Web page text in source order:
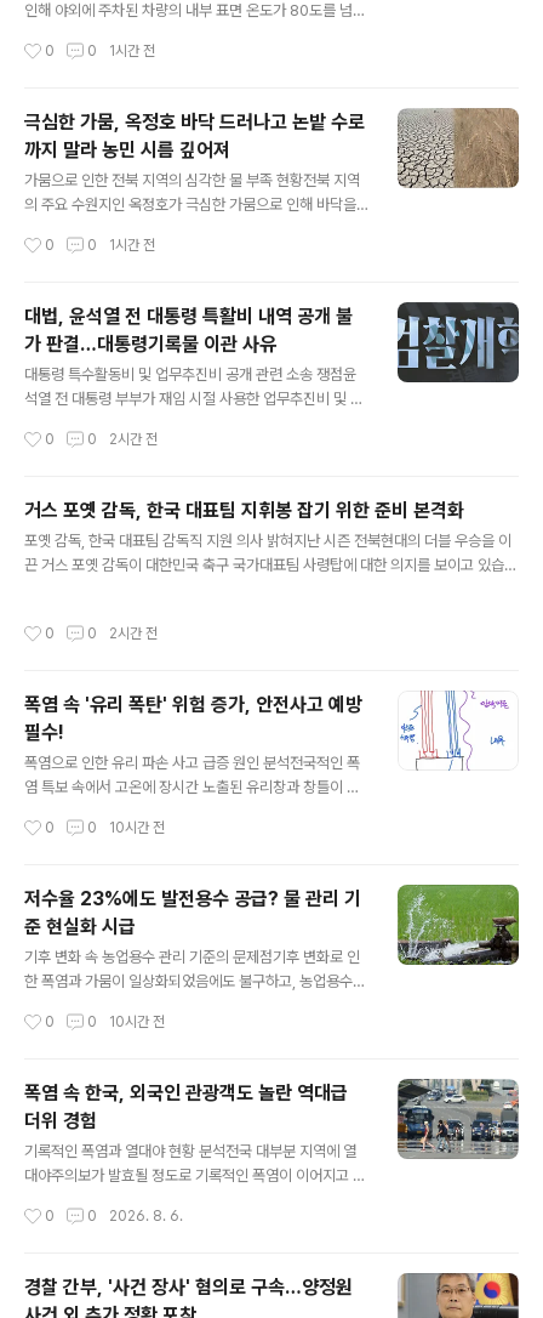
인해 야외에 주차된 차량의 내부 표면 온도가 80도를 넘어
과, 검은색 차량의 대시보드 온도가 최고 85.5도까지 상승
에 따른 온도 차이가 컸습니다. 차량 내부 온도 상승에 따른
위험성과 예방 조치폭염에 노출된 차량 내부는 단시간에
급격히 온도가 상승할 수 있어 주의가 필요합니다. 출발 전
충분한 환기와 냉방을 통해 실내 온도를 낮추는 것이 중요
합니다. 특히 어린이나 반려동물을 차량에 홀로 남겨두는
습니다. 전문가 권고 및 안전 수칙 강조한국도로교통공단
0 0 1시간 전
극심한 가뭄, 옥정호 바닥 드러나고 논밭 수로
까지 말라 농민 시름 깊어져
가뭄으로 인한 전북 지역의 심각한 물 부족 현황전북 지역
의 주요 수원지인 옥정호가 극심한 가뭄으로 인해 바닥을
출되며 과거와는 확연히 다른 풍경을 보여주고 있습니다.
차질을 빚고 있음을 시사합니다. 농업 현장의 어려움과 농
민들의 절박한 노력김제 지역의 논밭 역시 수로가 말라붙
어 벼농사에 큰 위협이 되고 있습니다. 농민들은 물 한 방울
이라도 더 확보하기 위해 막힌 물길을 손보고 수로를 살피
는 등 절박한 노력을 기울이고 있습니다. 벼의 이삭이 패고
로 직결될 수 있어 농민들의 걱정이 커지고 있습니다. 가뭄
0 0 1시간 전
대법, 윤석열 전 대통령 특활비 내역 공개 불
가 판결…대통령기록물 이관 사유
대통령 특수활동비 및 업무추진비 공개 관련 소송 쟁점윤
석열 전 대통령 부부가 재임 시절 사용한 업무추진비 및 특
나왔습니다. 하급심에서는 정보 공개가 일부 인정되었으
다. 이는 해당 정보가 대통령기록물로 이관되었다는 점이
주요 쟁점으로 작용했습니다. 정보 공개 거부 처분 취소 소
송 경과 및 대법원 판단한국납세자연맹은 대통령실의 특수
활동비 및 업무추진비 집행 내역 공개를 청구했으나, 대통
가 명령되었으나, 대법원은 정보가 이미 대통령기록관으로
0 0 2시간 전
거스 포옛 감독, 한국 대표팀 지휘봉 잡기 위한 준비 본격화
포옛 감독, 한국 대표팀 감독직 지원 의사 밝혀지난 시즌 전북현대의 더블 우승을 이
끈 거스 포옛 감독이 대한민국 축구 국가대표팀 사령탑에 대한 의지를 보이고 있습니
감독직에 지원할 계획입니다. 카카오톡 설치, 국내 소통 강화 움직임포옛 감독이 '국
를 사용했으나, 이제 카카오톡을 통해 국내 관계자들과의 활발한 소통을 시도할 것으
로 보입니다. 이는 대한축구협회의 요구 서류 제출 및 코칭스태프 구성 논의에 있어
효율성을 높이기 위한 전략으로 분석됩니다. 대한축..
0 0 2시간 전
폭염 속 '유리 폭탄' 위험 증가, 안전사고 예방
필수!
폭염으로 인한 유리 파손 사고 급증 원인 분석전국적인 폭
염 특보 속에서 고온에 장시간 노출된 유리창과 창틀이 저
리 중앙부와 프레임의 온도 차이로 인해 발생하는 열파 현
하로 인한 2차 사고 위험이 우려됩니다. 유리 열파 사고 예
방을 위한 실질적인 대처 방안전문가들은 실내외 온도 차
이를 줄이는 것이 유리 열파 예방에 중요하다고 강조합니
다. 창문을 조금 열어 실내외 공기 순환을 유도하면 온도 차
시간 노출된 창문 유리를 고정하는 실리콘의 손상 가능성
0 0 10시간 전
저수율 23%에도 발전용수 공급? 물 관리 기
준 현실화 시급
기후 변화 속 농업용수 관리 기준의 문제점기후 변화로 인
한 폭염과 가뭄이 일상화되었음에도 불구하고, 농업용수
저수지가 바닥을 드러내도 소수력발전소에 용수를 공급하
는 상황을 초래합니다. 농업 현장의 목소리와 기후 변화의
영향현재의 농업용수 관리 기준은 20%대의 저수율에서도
농사에 심각한 차질을 빚을 수 있는 수준입니다. 최근 폭염
까지 겹치면서 농업용수 부족 현상은 더욱 심각해지고 있
며 기준 상향 조정을 요구하고 있습니다. 현실화된 기후 위
0 0 10시간 전
폭염 속 한국, 외국인 관광객도 놀란 역대급
더위 경험
기록적인 폭염과 열대야 현황 분석전국 대부분 지역에 열
대야주의보가 발효될 정도로 기록적인 폭염이 이어지고 있
며 역대 최장 기록을 경신했습니다. 이러한 폭염은 냉방기
명동 등 서울의 주요 관광지에는 많은 외국인 관광객들이
0 0 2026. 8. 6.
경찰 간부, '사건 장사' 혐의로 구속…양정원